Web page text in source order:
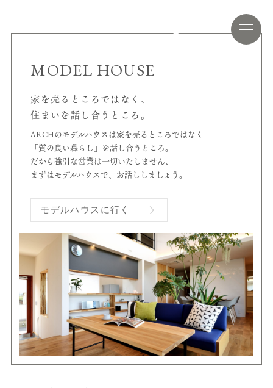
MODEL HOUSE
家を売るところではなく、
住まいを話し合うところ。
ARCHのモデルハウスは家を売るところではなく
「質の良い暮らし」を話し合うところ。
だから強引な営業は一切いたしません、
まずはモデルハウスで、お話ししましょう。
モデルハウスに行く